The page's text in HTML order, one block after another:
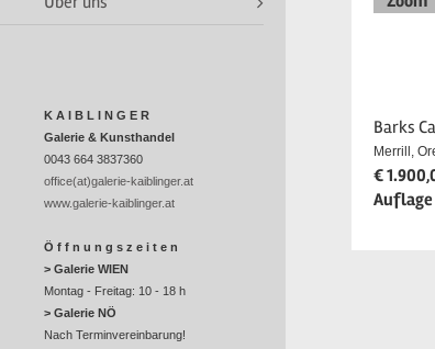
K A I B L I N G E R
Galerie & Kunsthandel
0043 664 3837360
office(at)galerie-kaiblinger.at
www.galerie-kaiblinger.at
Ö f f n u n g s z e i t e n
> Galerie WIEN
Montag - Freitag: 10 - 18 h
> Galerie NÖ
Nach Terminvereinbarung!
Barks
Merrill,
€
Auflage